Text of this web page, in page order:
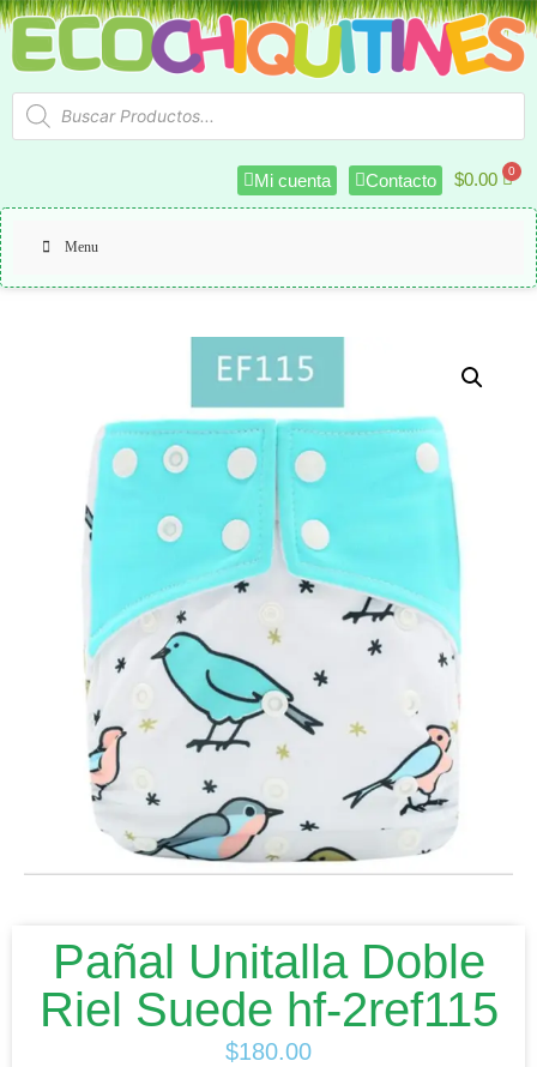
Mi cuenta Contacto $0.00
Menu
Pañal Unitalla Doble
Riel Suede hf-2ref115
$180.00